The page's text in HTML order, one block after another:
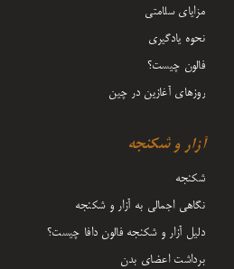
مزایای سلامتی
نحوه یادگیری
فالون چیست؟
روزهای آغازین در چین
آزار و شکنجه
شکنجه
نگاهی اجمالی به آزار و شکنجه
دلیل آزار و شکنجه فالون دافا چیست؟
برداشت اعضای بدن